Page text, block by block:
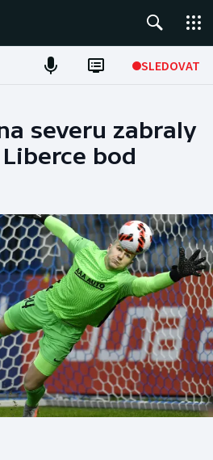
SLEDOVAT
severu zabraly
bod